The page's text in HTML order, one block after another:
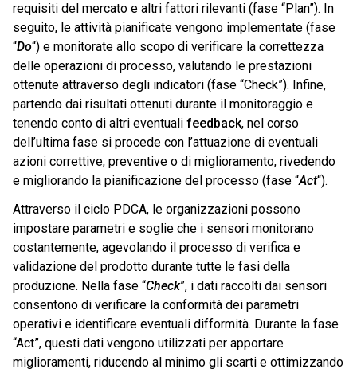
requisiti del mercato e altri fattori rilevanti (fase “Plan”). In
seguito, le attività pianificate vengono implementate (fase
“Do“) e monitorate allo scopo di verificare la correttezza
delle operazioni di processo, valutando le prestazioni
ottenute attraverso degli indicatori (fase “Check”). Infine,
partendo dai risultati ottenuti durante il monitoraggio e
tenendo conto di altri eventuali feedback, nel corso
dell’ultima fase si procede con l’attuazione di eventuali
azioni correttive, preventive o di miglioramento, rivedendo
e migliorando la pianificazione del processo (fase “Act“).
Attraverso il ciclo PDCA, le organizzazioni possono
impostare parametri e soglie che i sensori monitorano
costantemente, agevolando il processo di verifica e
validazione del prodotto durante tutte le fasi della
produzione. Nella fase “Check”, i dati raccolti dai sensori
consentono di verificare la conformità dei parametri
operativi e identificare eventuali difformità. Durante la fase
“Act”, questi dati vengono utilizzati per apportare
miglioramenti, riducendo al minimo gli scarti e ottimizzando